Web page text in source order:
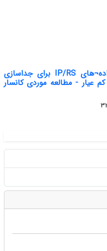
استفاده از آنالیز تمایز بر روی داده¬های IP/RS برای جداسازی
عیار - مطالعه موردی کانسار